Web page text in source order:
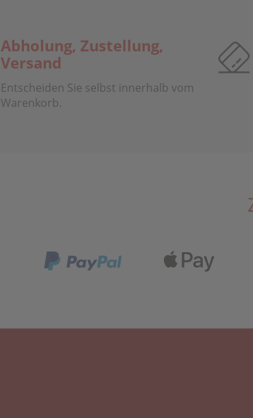
Abholung, Zustellung,
Versand
Entscheiden Sie selbst innerhalb vom
Warenkorb.